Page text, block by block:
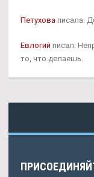
Петухова писала:
Евлогий писал:
то, что делаешь.